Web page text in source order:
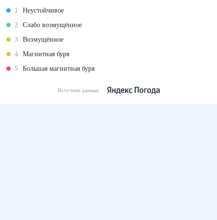
1
Неустойчивое
2
Слабо возмущённое
3
Возмущённое
4
Магнитная буря
5
Большая магнитная буря
Источник данных